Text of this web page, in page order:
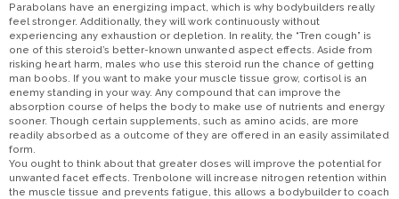
Parabolans have an energizing impact, which is why bodybuilders really
feel stronger. Additionally, they will work continuously without
experiencing any exhaustion or depletion. In reality, the “Tren cough” is
one of this steroid’s better-known unwanted aspect effects. Aside from
risking heart harm, males who use this steroid run the chance of getting
man boobs. If you want to make your muscle tissue grow, cortisol is an
enemy standing in your way. Any compound that can improve the
absorption course of helps the body to make use of nutrients and energy
sooner. Though certain supplements, such as amino acids, are more
readily absorbed as a outcome of they are offered in an easily assimilated
form.
You ought to think about that greater doses will improve the potential for
unwanted facet effects. Trenbolone will increase nitrogen retention within
the muscle tissue and prevents fatigue, this allows a bodybuilder to coach